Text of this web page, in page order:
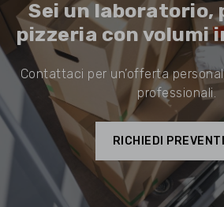
Sei un laboratorio,
pizzeria con volumi
Contattaci per un’offerta
professionali.
RICHIEDI